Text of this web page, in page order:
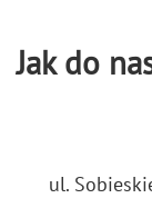
Jak do
ul.